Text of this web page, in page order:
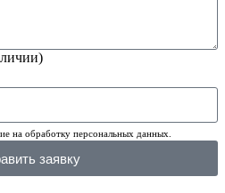
на обработку персональных данных.
заявку